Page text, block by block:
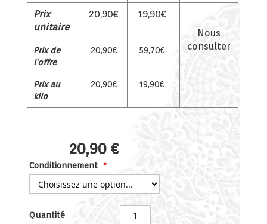
Prix
unitaire
20,90€
19,90€
Nous
consulter
Prix de
l'offre
20,90€ 59,70€
Prix au
kilo
20,90€ 19,90€
20,90 €
Conditionnement
Quantité